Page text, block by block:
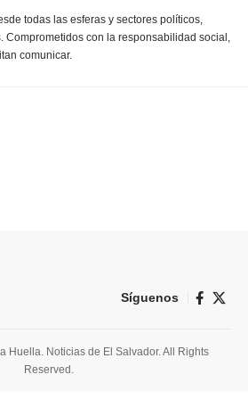
todas las esferas y sectores políticos,
Comprometidos con la responsabilidad social,
comunicar.
Síguenos
Huella. Noticias de El Salvador. All Rights
Reserved.